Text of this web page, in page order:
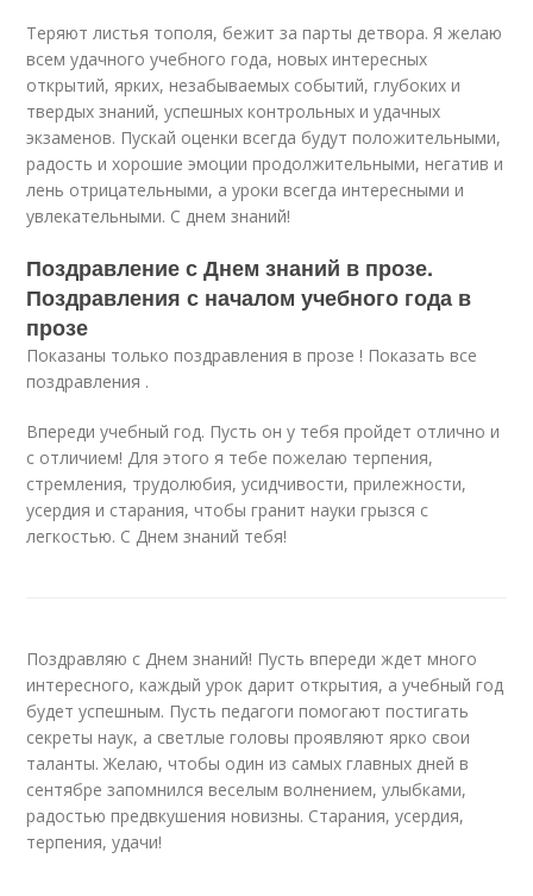
Теряют листья тополя, бежит за парты детвора. Я желаю
всем удачного учебного года, новых интересных
открытий, ярких, незабываемых событий, глубоких и
твердых знаний, успешных контрольных и удачных
экзаменов. Пускай оценки всегда будут положительными,
радость и хорошие эмоции продолжительными, негатив и
лень отрицательными, а уроки всегда интересными и
увлекательными. С днем знаний!
Поздравление с Днем знаний в прозе.
Поздравления с началом учебного года в
прозе
Показаны только поздравления в прозе ! Показать все
поздравления .
Впереди учебный год. Пусть он у тебя пройдет отлично и
с отличием! Для этого я тебе пожелаю терпения,
стремления, трудолюбия, усидчивости, прилежности,
усердия и старания, чтобы гранит науки грызся с
легкостью. С Днем знаний тебя!
Поздравляю с Днем знаний! Пусть впереди ждет много
интересного, каждый урок дарит открытия, а учебный год
будет успешным. Пусть педагоги помогают постигать
секреты наук, а светлые головы проявляют ярко свои
таланты. Желаю, чтобы один из самых главных дней в
сентябре запомнился веселым волнением, улыбками,
радостью предвкушения новизны. Старания, усердия,
терпения, удачи!